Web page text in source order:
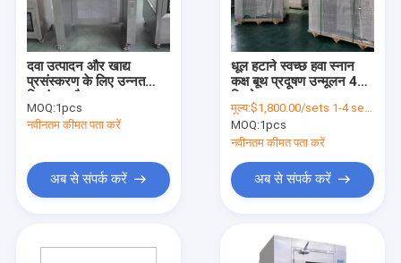
दवा उत्पादन और खाद्य
प्रसंस्करण के लिए उन्नत
के साथ स्वच्छ कक्ष कार्यक्षेत्र
MOQ:1pcs
नवीनतम कीमत पता करें
अब से संपर्क करें
धूल हटाने स्वच्छ हवा स्नान
कक्ष बूथ प्रदूषण उन्मूलन 400
मूल्य:$1,800.00/sets 1-4 sets
MOQ:1pcs
नवीनतम कीमत पता करें
अब से संपर्क करें